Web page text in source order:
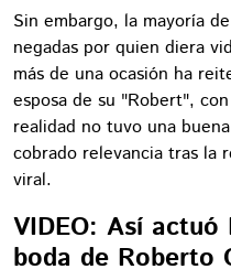
Sin embargo, la mayoría
negadas por quien diera
más de una ocasión ha
esposa de su "Robert",
realidad no tuvo una
cobrado relevancia tras la
viral.
VIDEO: Así
boda de Roberto